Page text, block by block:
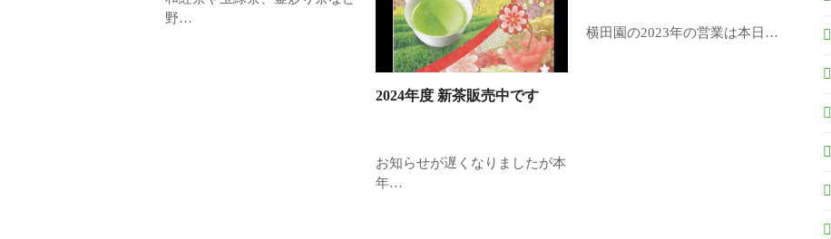
野…
2024年度 新茶販売中です
お知らせが遅くなりましたが本
年…
横田園の2023年の営業は本日…